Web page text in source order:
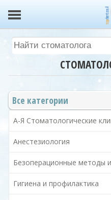
Все категории
А-Я Стоматологические
Анестезиология
Безоперационные методы
Гигиена и профилактика